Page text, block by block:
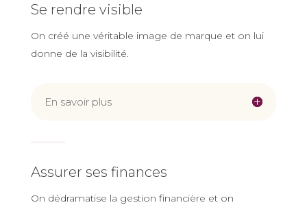
Se rendre visible
On créé une véritable image de marque et on lui
donne de la visibilité.
En savoir plus
Assurer ses finances
On dédramatise la gestion financière et on